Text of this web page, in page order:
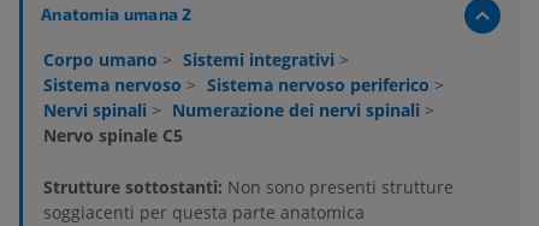
Anatomia umana 2
Corpo umano > Sistemi integrativi >
Sistema nervoso > Sistema nervoso periferico >
Nervi spinali > Numerazione dei nervi spinali >
Nervo spinale C5
Strutture sottostanti: Non sono presenti strutture
soggiacenti per questa parte anatomica